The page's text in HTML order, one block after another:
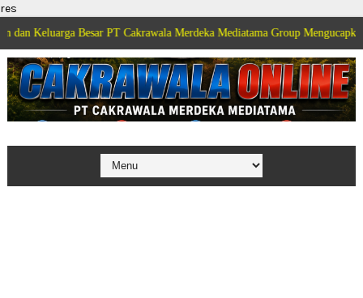
res
Besar PT Cakrawala Merdeka Mediatama Group Mengucapkan Selamat